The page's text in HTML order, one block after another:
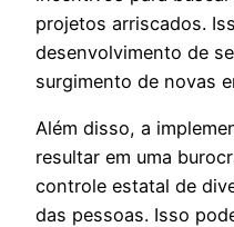
projetos arriscados.
desenvolvimento de
surgimento de novas
Além disso, a
resultar em uma
controle estatal de
das pessoas. Isso